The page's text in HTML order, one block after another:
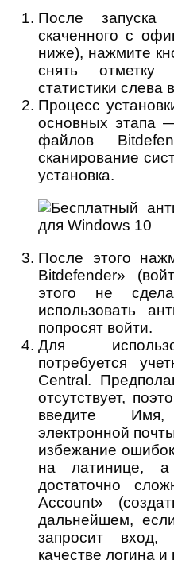
После запуска
скаченного с
ниже), нажмите
снять
статистики слева
Процесс
основных этапа
файлов
сканирование
установка.
После этого
Bitdefender»
этого не
использовать
попросят войти.
Для
потребуется
Central.
отсутствует,
введите
электронной
избежание
на латинице, а
достаточно
Account»
дальнейшем,
запросит вход,
качестве логина